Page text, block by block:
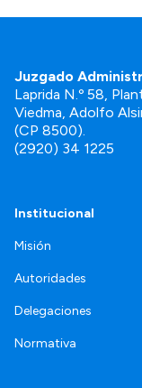
Juzgado
Laprida N.º 58,
Viedma, Adolfo
(CP 8500).
(2920) 34 1225
Institucional
Misión
Autoridades
Delegaciones
Normativa